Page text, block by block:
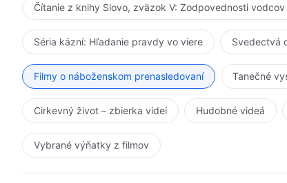
Čítanie z knihy Slovo, zväzok V: Zodpovednosti
Séria kázní: Hľadanie pravdy vo viere Svedectvá
Filmy o náboženskom prenasledovaní Tanečné
Cirkevný život – zbierka videí Hudobné videá
Vybrané výňatky z filmov